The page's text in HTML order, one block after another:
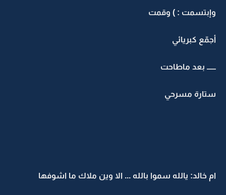
وإبتسمت : ) وقمت
أجمّع كبريائي
ــــــ بعد ماطاحت
ستارة مسرحي
ام خالد: يالله سموا بالله ... الا وين ملاك ما اشوفها